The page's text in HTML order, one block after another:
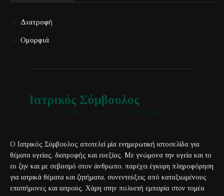
Διατροφή
Ομορφιά
Ιατρικός Σύμβουλος
Ο Ιατρικός Σύμβουλος αποτελεί μία ενημερωτική ιστοσελίδα για
θέματα υγείας, διατροφής και ευεξίας. Με γνώμονα την υγεία και το
ευ ζην και με σεβασμό στον άνθρωπο, παρέχει έγκυρη πληροφόρηση
για ιατρικά θέματα και ζητήματα, συνεντεύξεις από καταξιωμένους
επιστήμονες και ιατρούς. Χάρη στην πολυετή εμπειρία στον τομέα